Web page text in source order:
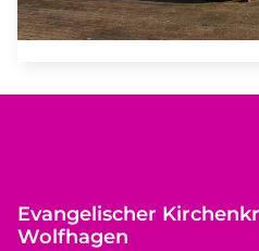
Evangelischer
Wolfhagen